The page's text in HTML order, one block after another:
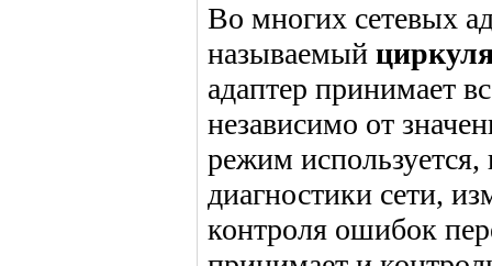
Во многих сетевых
называемый
адаптер принимает
независимо от
режим
диагностики сети,
контроля ошибок